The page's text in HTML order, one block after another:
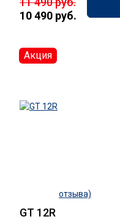
10 490 руб.
отзыва)
GT 12R
Акция